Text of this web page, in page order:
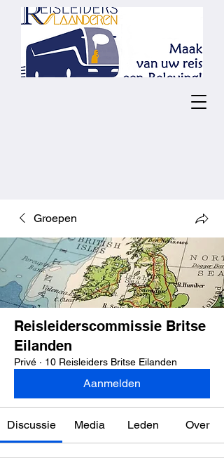
Groepen
Reisleiderscommissie Britse
Eilanden
Privé · 10 Reisleiders Britse Eilanden
Aanmelden
Discussie Media Leden Over